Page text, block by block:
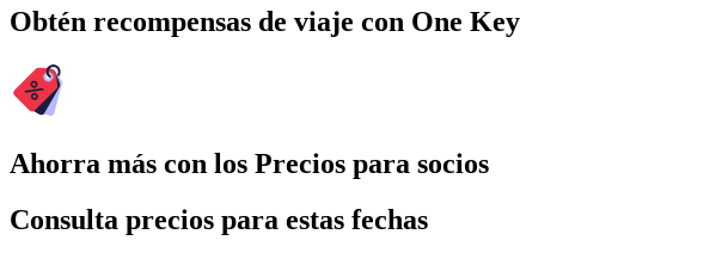
Obtén recompensas de viaje con One Key
Ahorra más con los Precios para socios
Consulta precios para estas fechas